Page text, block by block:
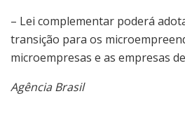
– Lei complementar poderá
transição para os
microempresas e as empresas
Agência Brasil